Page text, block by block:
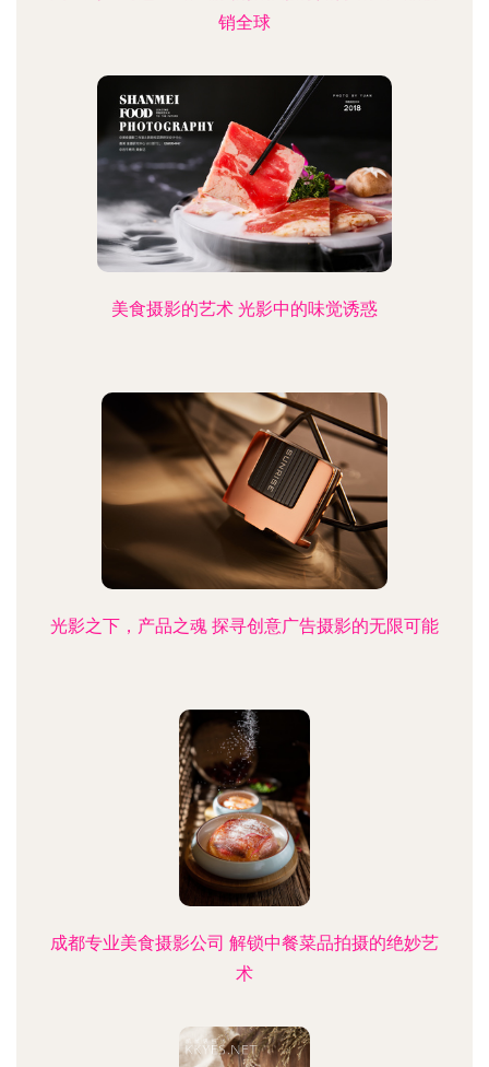
销全球
美食摄影的艺术 光影中的味觉诱惑
光影之下，产品之魂 探寻创意广告摄影的无限可能
成都专业美食摄影公司 解锁中餐菜品拍摄的绝妙艺
术